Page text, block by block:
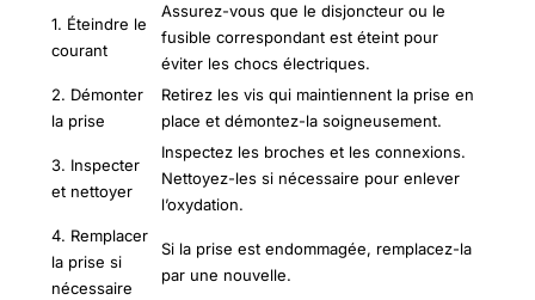
1. Éteindre le
courant
Assurez-vous que le disjoncteur ou le
fusible correspondant est éteint pour
éviter les chocs électriques.
2. Démonter
la prise
Retirez les vis qui maintiennent la prise en
place et démontez-la soigneusement.
3. Inspecter
et nettoyer
Inspectez les broches et les connexions.
Nettoyez-les si nécessaire pour enlever
l’oxydation.
4. Remplacer
la prise si
nécessaire
Si la prise est endommagée, remplacez-la
par une nouvelle.